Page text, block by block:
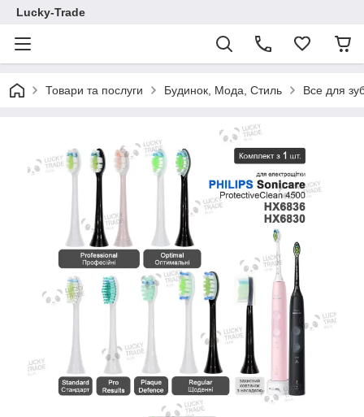
Lucky-Trade
Товари та послуги Будинок, Мода, Стиль Все для